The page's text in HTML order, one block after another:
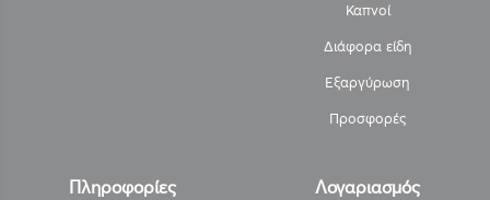
Καπνοί
Διάφορα είδη
Εξαργύρωση
Προσφορές
Πληροφορίες Λογαριασμός